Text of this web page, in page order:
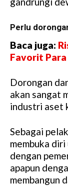
Perlu
Baca juga:
Favorit
Dorongan
akan sangat
industri aset
Sebagai
membuka
dengan
apapun
membangun